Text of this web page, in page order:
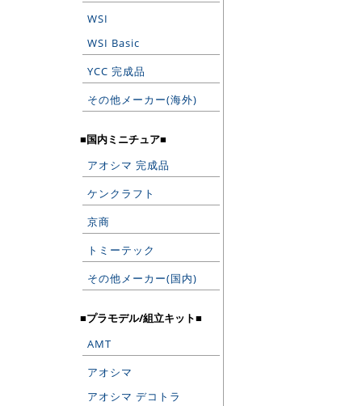
WSI
WSI Basic
YCC 完成品
その他メーカー(海外)
■国内ミニチュア■
アオシマ 完成品
ケンクラフト
京商
トミーテック
その他メーカー(国内)
■プラモデル/組立キット■
AMT
アオシマ
アオシマ デコトラ